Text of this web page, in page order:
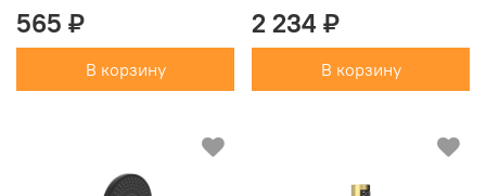
565 ₽
В корзину
2 234 ₽
В корзину